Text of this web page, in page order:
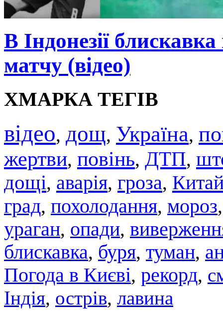
В Індонезії
матчу (відео)
ХМАРКА ТЕГІВ
відео, дощ, Україна,
жертви, повінь, ДТП,
дощі, аварія, гроза,
град, похолодання, мороз
ураган, опади,
блискавка, буря, туман,
Погода в Києві, рекорд,
Індія, острів, лавина